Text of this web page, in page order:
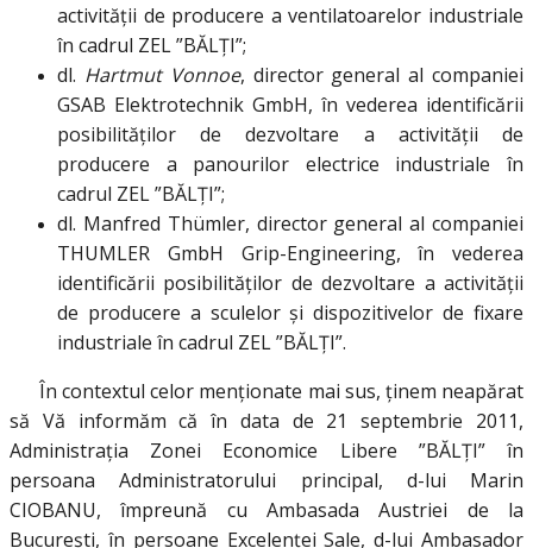
activității de producere a ventilatoarelor industriale
în cadrul ZEL ”BĂLȚI”;
dl. Hartmut Vonnoe, director general al companiei
GSAB Elektrotechnik GmbH, în vederea identificării
posibilităților de dezvoltare a activității de
producere a panourilor electrice industriale în
cadrul ZEL ”BĂLȚI”;
dl. Manfred Thümler, director general al companiei
THUMLER GmbH Grip-Engineering, în vederea
identificării posibilităților de dezvoltare a activității
de producere a sculelor și dispozitivelor de fixare
industriale în cadrul ZEL ”BĂLȚI”.
În contextul celor menționate mai sus, ținem neapărat
să Vă informăm că în data de 21 septembrie 2011,
Administrația Zonei Economice Libere ”BĂLȚI” în
persoana Administratorului principal, d-lui Marin
CIOBANU, împreună cu Ambasada Austriei de la
București, în persoane Excelenței Sale, d-lui Ambasador